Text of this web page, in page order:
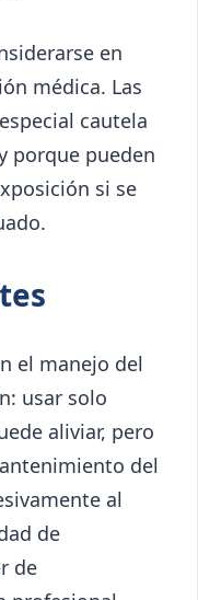
en
médica. Las
cautela
porque pueden
si se
el manejo del
usar solo
aliviar, pero
del
al
de
de